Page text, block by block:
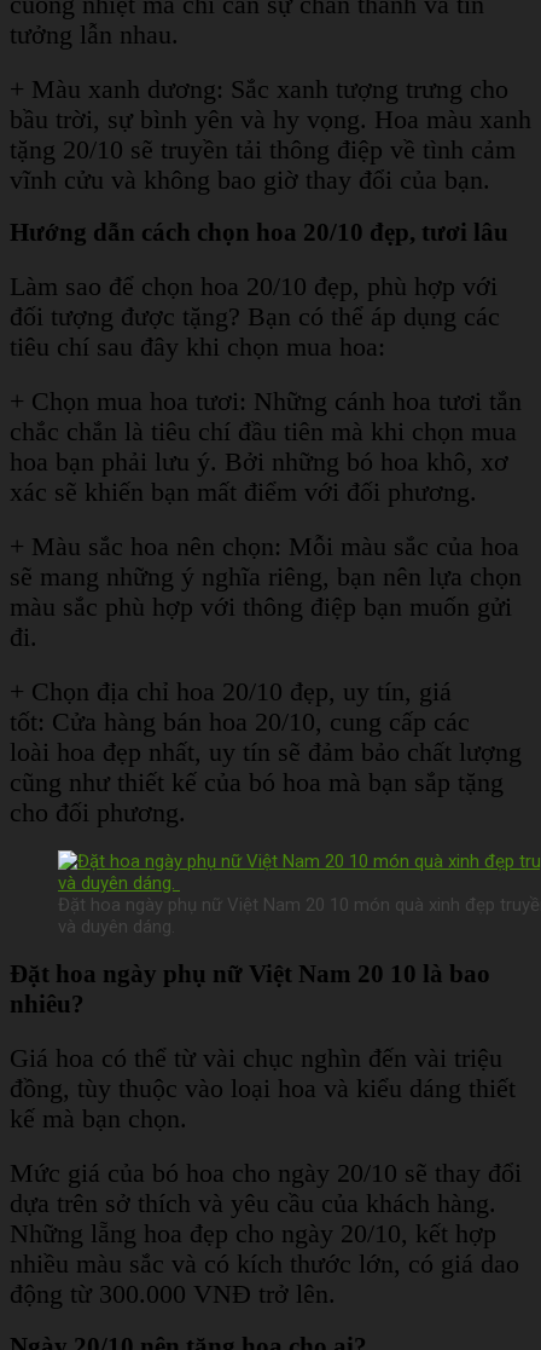
tưởng lẫn nhau.
+ Màu xanh dương: Sắc xanh tượng trưng cho
bầu trời, sự bình yên và hy vọng. Hoa màu xanh
tặng 20/10 sẽ truyền tải thông điệp về tình cảm
vĩnh cửu và không bao giờ thay đổi của bạn.
Hướng dẫn cách chọn hoa 20/10 đẹp, tươi lâu
Làm sao để chọn hoa 20/10 đẹp, phù hợp với
đối tượng được tặng? Bạn có thể áp dụng các
tiêu chí sau đây khi chọn mua hoa:
+ Chọn mua hoa tươi: Những cánh hoa tươi tắn
chắc chắn là tiêu chí đầu tiên mà khi chọn mua
hoa bạn phải lưu ý. Bởi những bó hoa khô, xơ
xác sẽ khiến bạn mất điểm với đối phương.
+ Màu sắc hoa nên chọn: Mỗi màu sắc của hoa
sẽ mang những ý nghĩa riêng, bạn nên lựa chọn
màu sắc phù hợp với thông điệp bạn muốn gửi
đi.
+ Chọn địa chỉ hoa 20/10 đẹp, uy tín, giá
tốt: Cửa hàng bán hoa 20/10, cung cấp các
loài hoa đẹp nhất, uy tín sẽ đảm bảo chất lượng
cũng như thiết kế của bó hoa mà bạn sắp tặng
cho đối phương.
Đặt hoa ngày phụ nữ Việt Nam 20 10 món quà xinh đẹp
và duyên dáng.
Đặt hoa ngày phụ nữ Việt Nam 20 10 là bao
nhiêu?
Giá hoa có thể từ vài chục nghìn đến vài triệu
đồng, tùy thuộc vào loại hoa và kiểu dáng thiết
kế mà bạn chọn.
Mức giá của bó hoa cho ngày 20/10 sẽ thay đổi
dựa trên sở thích và yêu cầu của khách hàng.
Những lẵng hoa đẹp cho ngày 20/10, kết hợp
nhiều màu sắc và có kích thước lớn, có giá dao
động từ 300.000 VNĐ trở lên.